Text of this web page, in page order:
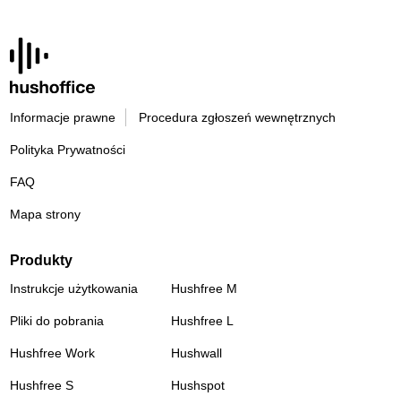
Informacje prawne Procedura zgłoszeń wewnętrznych
Polityka Prywatności
FAQ
Mapa strony
Produkty
Instrukcje użytkowania
Pliki do pobrania
Hushfree Work
Hushfree S
Hushfree M
Hushfree L
Hushwall
Hushspot